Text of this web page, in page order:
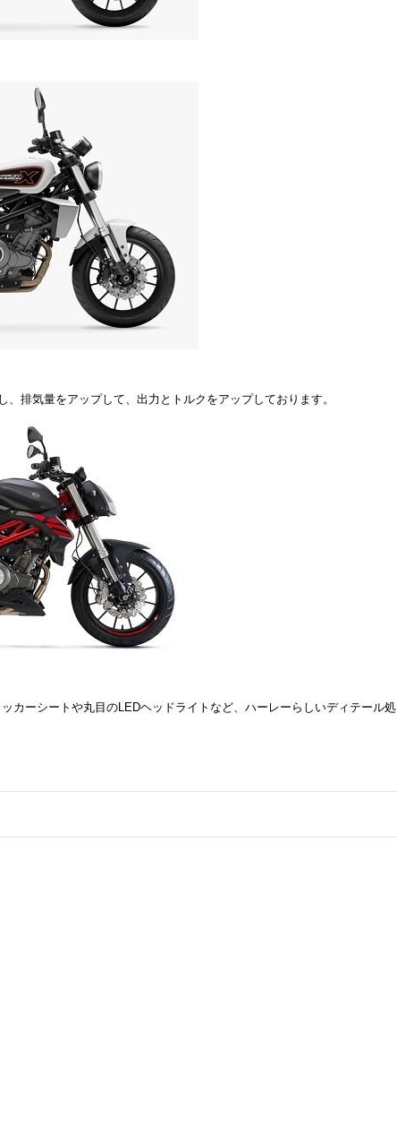
排気量をアップして、出力とトルクをアップしております。
カーシートや丸目のLEDヘッドライトなど、ハーレーらしいディテール処